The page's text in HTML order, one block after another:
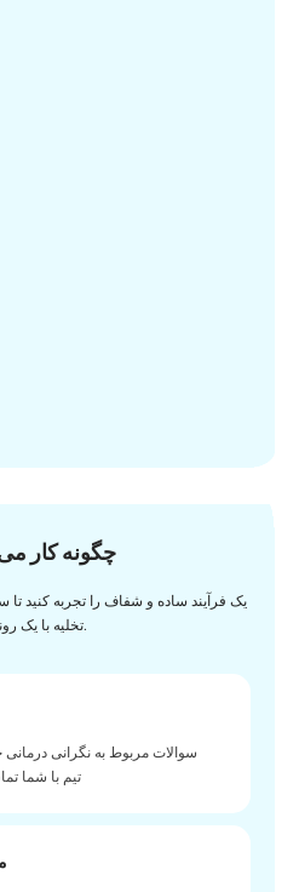
چگونه کار
یک فرآیند ساده و شفاف را تجربه کنید تا
تخلیه با یک روند آسان و روان موفقیت آمیز کنید.
سوالات مربوط به نگرانی درمانی
تیم با شما